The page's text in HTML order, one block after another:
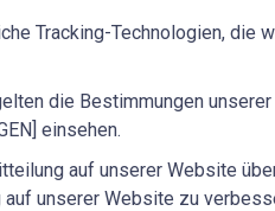
Tracking-Technologien, die
die Bestimmungen
einsehen.
auf unserer Website
unserer Website zu